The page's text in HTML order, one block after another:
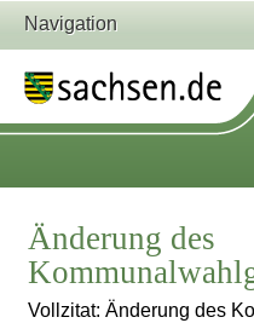
Navigation
Änderung des
Vollzitat: Änderung des